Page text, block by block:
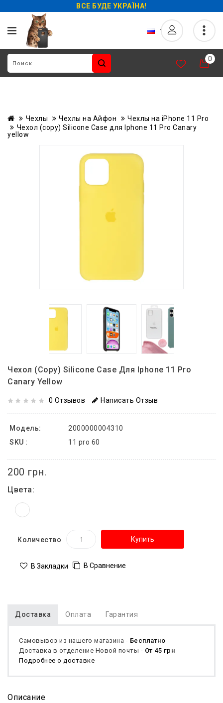
ВСЕ БУДЕ УКРАЇНА!
0
Чехлы Чехлы на Айфон
Чехлы на iPhone 11 Pro
Чехол (copy) Silicone Case для Iphone 11 Pro Canary
yellow
Чехол (copy) Silicone Case Для Iphone 11 Pro
Canary Yellow
0 Отзывов Написать Отзыв
Модель:
2000000004310
SKU :
11 pro 60
200 грн.
Цвета:
Количество Купить
В Закладки В Сравнение
Доставка Оплата Гарантия
Самовывоз из нашего магазина - Бесплатно
Доставка в отделение Новой почты - От 45 грн
Подробнее о доставке
Описание